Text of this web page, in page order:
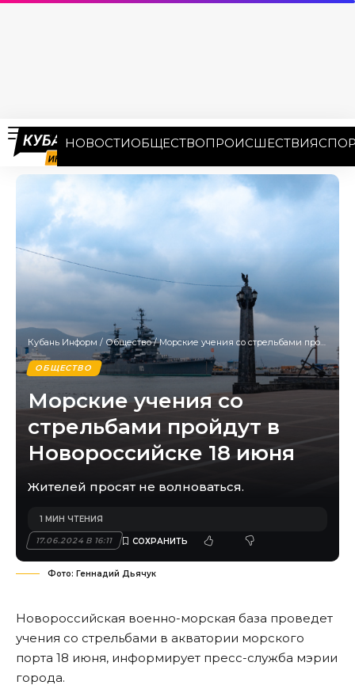
НОВОСТИОБЩЕСТВОПРОИСШЕСТВИЯ
Кубань Информ / Общество/Морские учения со стрельбами пройдут в Новороссийске 18 июня
ОБЩЕСТВО
Морские учения со
стрельбами пройдут в
Новороссийске 18 июня
Жителей просят не волноваться.
17.06.2024 В 16:11
1 МИН ЧТЕНИЯ
Фото: Геннадий Дьячук
Новороссийская военно-морская база проведет
учения со стрельбами в акватории морского
порта 18 июня, информирует пресс-служба мэрии
города.